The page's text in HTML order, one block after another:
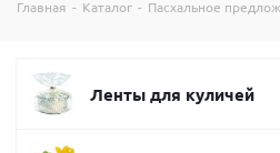
Главная - Каталог - Пасхальное
Ленты для куличей